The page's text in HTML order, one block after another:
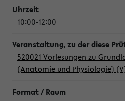
10:00-12:00
520021 Vorlesungen zu
(Anatomie und Physiologie)